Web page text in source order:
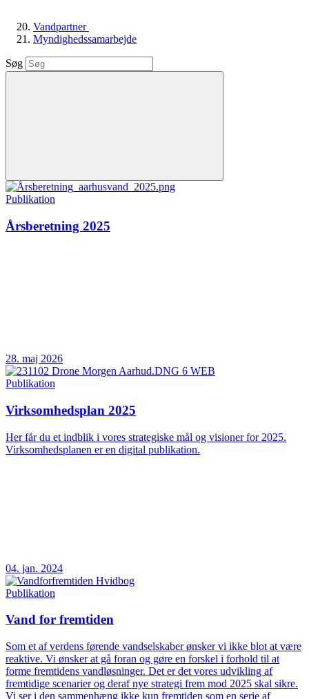
Vandpartner
Myndighedssamarbejde
Søg
Publikation
Årsberetning 2025
28. maj 2026
Publikation
Virksomhedsplan 2025
Her får du et indblik i vores strategiske mål og visioner for 2025.
Virksomhedsplanen er en digital publikation.
04. jan. 2024
Publikation
Vand for fremtiden
Som et af verdens førende vandselskaber ønsker vi ikke blot at være
reaktive. Vi ønsker at gå foran og gøre en forskel i forhold til at
forme fremtidens vandløsninger. Det er det vores udvikling af
fremtidige scenarier og deraf nye strategi frem mod 2025 skal sikre.
Vi ser i den sammenhæng ikke kun fremtiden som en serie af